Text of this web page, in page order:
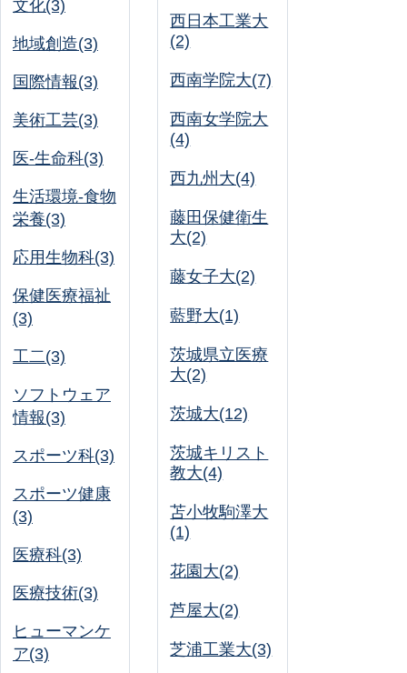
文化(3)
地域創造(3)
国際情報(3)
美術工芸(3)
医-生命科(3)
生活環境-食物
栄養(3)
応用生物科(3)
保健医療福祉
(3)
工二(3)
ソフトウェア
情報(3)
スポーツ科(3)
スポーツ健康
(3)
医療科(3)
医療技術(3)
ヒューマンケ
ア(3)
西日本工業大
(2)
西南学院大(7)
西南女学院大
(4)
西九州大(4)
藤田保健衛生
大(2)
藤女子大(2)
藍野大(1)
茨城県立医療
大(2)
茨城大(12)
茨城キリスト
教大(4)
苫小牧駒澤大
(1)
花園大(2)
芦屋大(2)
芝浦工業大(3)